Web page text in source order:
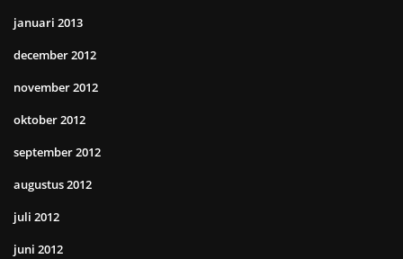
januari 2013
december 2012
november 2012
oktober 2012
september 2012
augustus 2012
juli 2012
juni 2012